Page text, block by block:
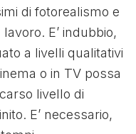
di fotorealismo e
E’ indubbio,
a livelli qualitativi
o in TV possa
livello di
E’ necessario,